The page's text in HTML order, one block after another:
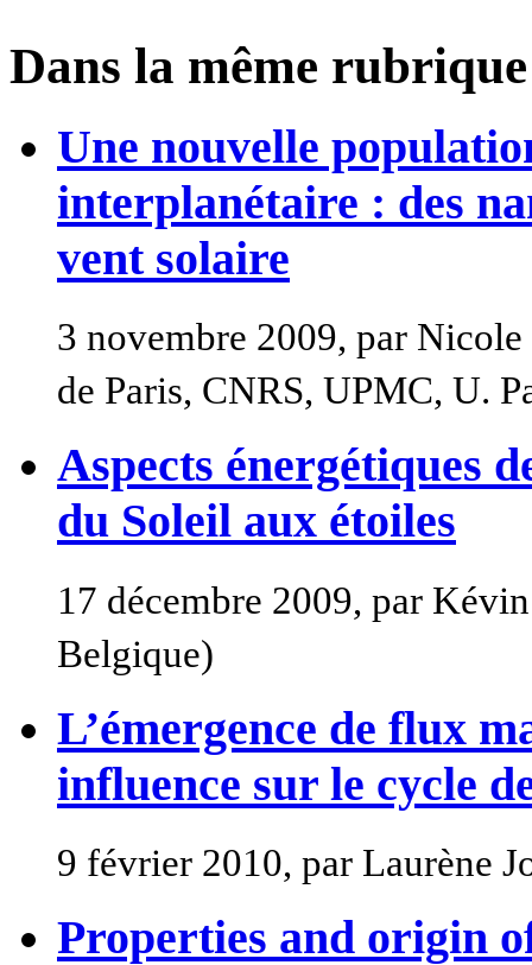
Dans la même rubrique
Une nouvelle
interplanétaire : des
vent solaire
3 novembre 2009, par
de Paris, CNRS, UPMC, U.
Aspects énergétiques
du Soleil aux étoiles
17 décembre 2009, par
Belgique)
L’émergence de flux
influence sur le cycle
9 février 2010, par Laurène
Properties and origin